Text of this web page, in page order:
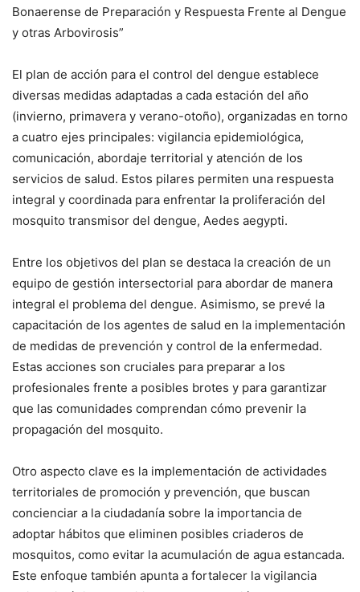
Bonaerense de Preparación y Respuesta Frente al Dengue
y otras Arbovirosis”
El plan de acción para el control del dengue establece
diversas medidas adaptadas a cada estación del año
(invierno, primavera y verano-otoño), organizadas en torno
a cuatro ejes principales: vigilancia epidemiológica,
comunicación, abordaje territorial y atención de los
servicios de salud. Estos pilares permiten una respuesta
integral y coordinada para enfrentar la proliferación del
mosquito transmisor del dengue, Aedes aegypti.
Entre los objetivos del plan se destaca la creación de un
equipo de gestión intersectorial para abordar de manera
integral el problema del dengue. Asimismo, se prevé la
capacitación de los agentes de salud en la implementación
de medidas de prevención y control de la enfermedad.
Estas acciones son cruciales para preparar a los
profesionales frente a posibles brotes y para garantizar
que las comunidades comprendan cómo prevenir la
propagación del mosquito.
Otro aspecto clave es la implementación de actividades
territoriales de promoción y prevención, que buscan
concienciar a la ciudadanía sobre la importancia de
adoptar hábitos que eliminen posibles criaderos de
mosquitos, como evitar la acumulación de agua estancada.
Este enfoque también apunta a fortalecer la vigilancia